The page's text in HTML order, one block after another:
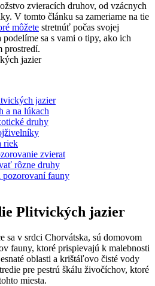
zvieracích druhov, od vzácnych
V tomto článku sa zameriame​ na tie
môžete stretnúť ​počas ⁢svojej
sa s vami o‌ tipy, ako ich‌
prostredí.
jazier
‌a ⁢na lúkach
druhy
riek
zvierat
rôzne druhy
pozorovaní⁣ fauny
Plitvických jazier
sa v srdci⁣ Chorvátska, sú domovom
fauny, ktoré prispievajú k ‌malebnosti
oblasti ⁣a krištáľovo čisté‍ vody
pre pestrú škálu živočíchov,⁤ ktoré
miesta.